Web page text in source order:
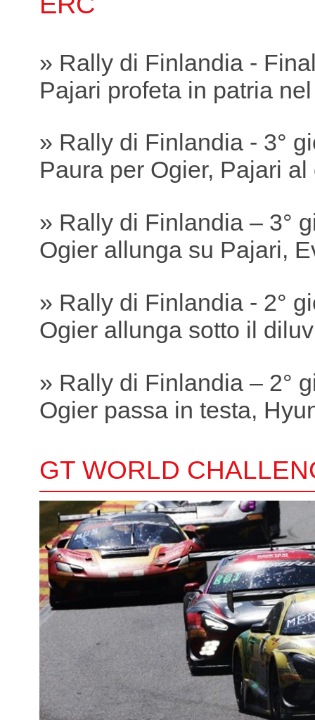
» Rally di Finlandia -
Pajari profeta in patria
» Rally di Finlandia - 3°
Paura per Ogier, Pajari
» Rally di Finlandia – 3°
Ogier allunga su Pajari,
» Rally di Finlandia - 2°
Ogier allunga sotto il
» Rally di Finlandia – 2°
Ogier passa in testa,
GT WORLD